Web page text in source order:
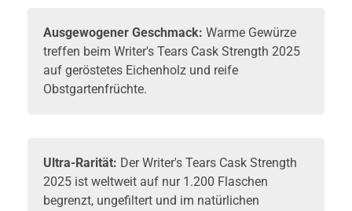
Ausgewogener Geschmack: Warme Gewürze
treffen beim Writer's Tears Cask Strength 2025
auf geröstetes Eichenholz und reife
Obstgartenfrüchte.
Ultra-Rarität: Der Writer's Tears Cask Strength
2025 ist weltweit auf nur 1.200 Flaschen
begrenzt, ungefiltert und im natürlichen